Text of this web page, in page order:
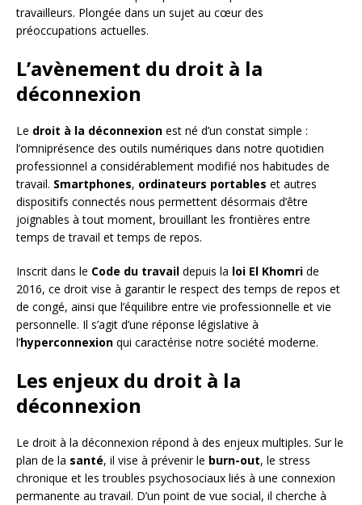
travailleurs. Plongée dans un sujet au cœur des
préoccupations actuelles.
L’avènement du droit à la
déconnexion
Le droit à la déconnexion est né d’un constat simple :
l’omniprésence des outils numériques dans notre quotidien
professionnel a considérablement modifié nos habitudes de
travail. Smartphones, ordinateurs portables et autres
dispositifs connectés nous permettent désormais d’être
joignables à tout moment, brouillant les frontières entre
temps de travail et temps de repos.
Inscrit dans le Code du travail depuis la loi El Khomri de
2016, ce droit vise à garantir le respect des temps de repos et
de congé, ainsi que l’équilibre entre vie professionnelle et vie
personnelle. Il s’agit d’une réponse législative à
l’hyperconnexion qui caractérise notre société moderne.
Les enjeux du droit à la
déconnexion
Le droit à la déconnexion répond à des enjeux multiples. Sur le
plan de la santé, il vise à prévenir le burn-out, le stress
chronique et les troubles psychosociaux liés à une connexion
permanente au travail. D’un point de vue social, il cherche à